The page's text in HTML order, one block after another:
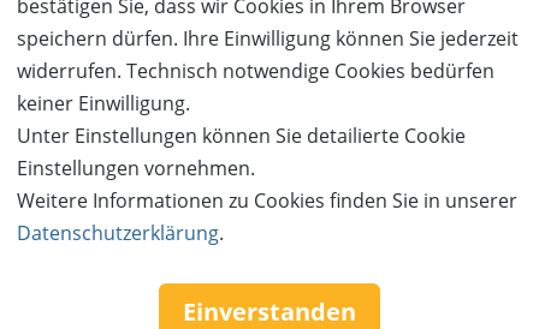
bestätigen Sie, dass wir Cookies in Ihrem Browser
speichern dürfen. Ihre Einwilligung können Sie jederzeit
widerrufen. Technisch notwendige Cookies bedürfen
keiner Einwilligung.
Unter Einstellungen können Sie detailierte Cookie
Einstellungen vornehmen.
Weitere Informationen zu Cookies finden Sie in unserer
Datenschutzerklärung.
Einverstanden
Die Archenhold-Sternwarte sowie die Wilhelm-
Foerster-Sternwarte zählen zu den traditionsreichsten
Volkssternwarten Deutschlands, während das
Planetarium am Insulaner und das Zeiss-
Großplanetarium als modernste Wissenschaftstheater
Europas relevante und innovative Vermittlungsformen
anbieten.